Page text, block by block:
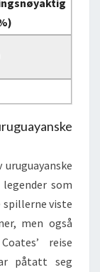
som
spillerne viste
men også
reise
påtatt seg